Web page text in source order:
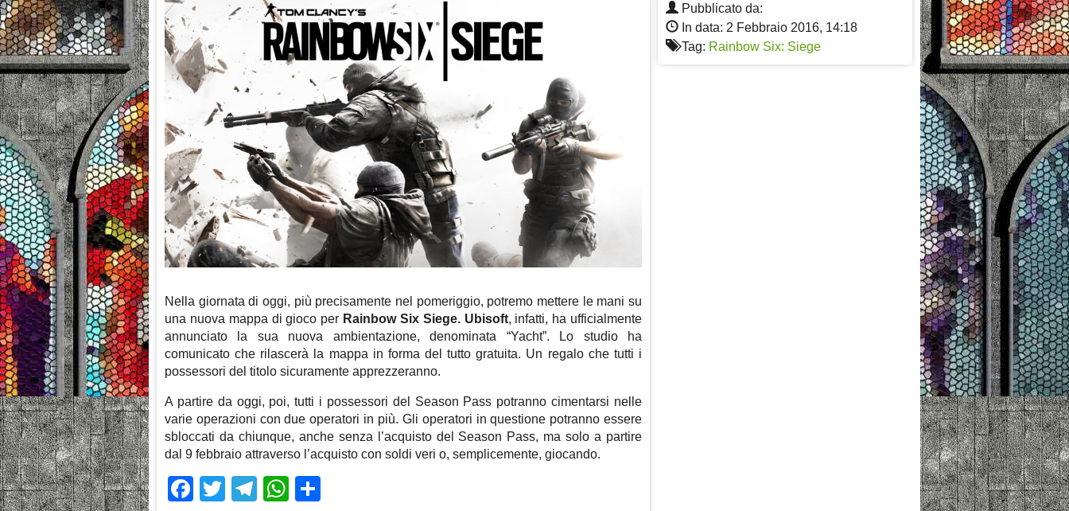
Pubblicato da:
In data: 2 Febbraio 2016, 14:18
Tag: Rainbow Six: Siege
Nella giornata di oggi, più precisamente nel pomeriggio, potremo mettere le mani su
una nuova mappa di gioco per Rainbow Six Siege. Ubisoft, infatti, ha ufficialmente
annunciato la sua nuova ambientazione, denominata “Yacht”. Lo studio ha
comunicato che rilascerà la mappa in forma del tutto gratuita. Un regalo che tutti i
possessori del titolo sicuramente apprezzeranno.
A partire da oggi, poi, tutti i possessori del Season Pass potranno cimentarsi nelle
varie operazioni con due operatori in più. Gli operatori in questione potranno essere
sbloccati da chiunque, anche senza l’acquisto del Season Pass, ma solo a partire
dal 9 febbraio attraverso l’acquisto con soldi veri o, semplicemente, giocando.
Facebook
TwitterTelegram
WhatsApp